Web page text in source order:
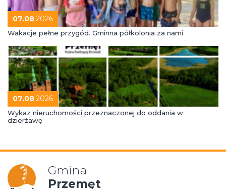
07.08.2026
Wakacje pełne przygód. Gminna półkolonia za nami
07.08.2026
Wykaz nieruchomości przeznaczonej do oddania w
dzierżawę
Gmina
Przemęt